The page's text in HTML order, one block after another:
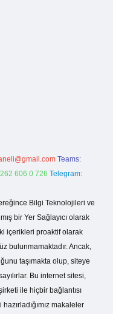
Teams:
606 0 726 Telegram:
Bilgi Teknolojileri ve
bir Yer Sağlayıcı olarak
içerikleri proaktif olarak
bulunmamaktadır. Ancak,
taşımakta olup, siteye
Bu internet sitesi,
ile hiçbir bağlantısı
makaleler